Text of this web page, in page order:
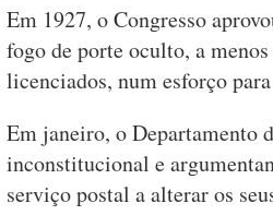
Em 1927, o Congresso
fogo de porte oculto, a
licenciados, num esforço
Em janeiro, o Departamento
inconstitucional e
serviço postal a alterar os